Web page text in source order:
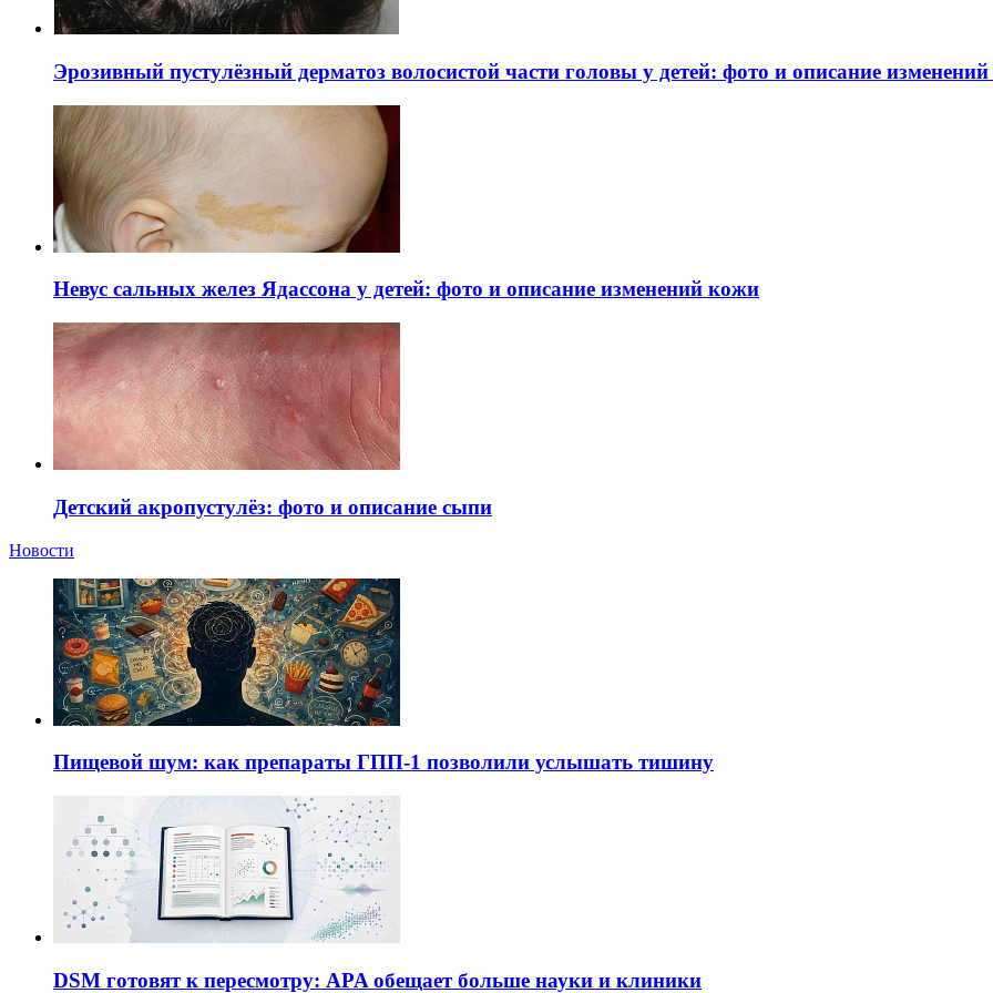
Эрозивный пустулёзный дерматоз волосистой части головы у детей: фото и описание
Невус сальных желез Ядассона у детей: фото и описание изменений кожи
Детский акропустулёз: фото и описание сыпи
Новости
Пищевой шум: как препараты ГПП-1 позволили услышать тишину
DSM готовят к пересмотру: APA обещает больше науки и клиники